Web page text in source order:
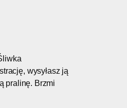
wysyłasz ją
pralinę. Brzmi